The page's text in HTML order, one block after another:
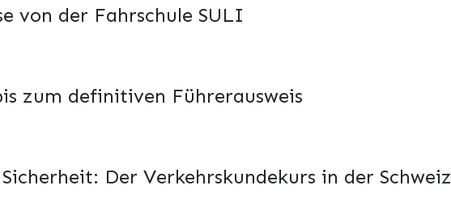
von der Fahrschule SULI
zum definitiven Führerausweis
Der Verkehrskundekurs in der Schweiz